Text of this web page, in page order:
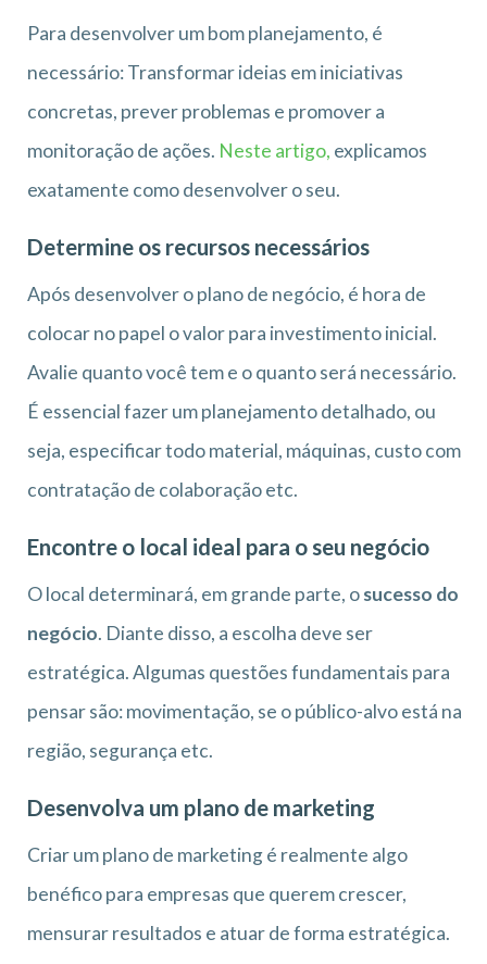
Para desenvolver um bom planejamento, é
necessário: Transformar ideias em iniciativas
concretas, prever problemas e promover a
monitoração de ações. Neste artigo, explicamos
exatamente como desenvolver o seu.
Determine os recursos necessários
Após desenvolver o plano de negócio, é hora de
colocar no papel o valor para investimento inicial.
Avalie quanto você tem e o quanto será necessário.
É essencial fazer um planejamento detalhado, ou
seja, especificar todo material, máquinas, custo com
contratação de colaboração etc.
Encontre o local ideal para o seu negócio
O local determinará, em grande parte, osucesso do
negócio. Diante disso, a escolha deve ser
estratégica. Algumas questões fundamentais para
pensar são: movimentação, se o público-alvo está na
região, segurança etc.
Desenvolva um plano de marketing
Criar um plano de marketing é realmente algo
benéfico para empresas que querem crescer,
mensurar resultados e atuar de forma estratégica.